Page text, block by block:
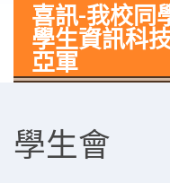
喜訊-我校同
學生資訊科
亞軍
學生會